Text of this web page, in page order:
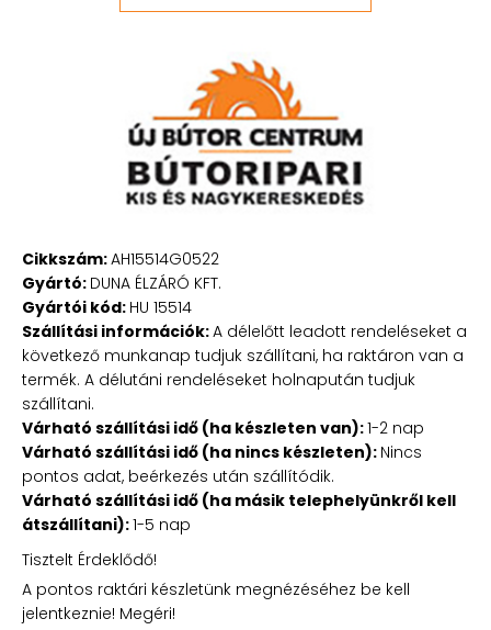
Cikkszám:AH15514G0522
Gyártó: DUNA ÉLZÁRÓ KFT.
Gyártói kód: HU 15514
Szállítási információk:A délelőtt leadott rendeléseket a
következő munkanap tudjuk szállítani, ha raktáron van a
termék. A délutáni rendeléseket holnapután tudjuk
szállítani.
Várható szállítási idő (ha készleten van):1-2 nap
Várható szállítási idő (ha nincs készleten): Nincs
pontos adat, beérkezés után szállítódik.
Várható szállítási idő (ha másik telephelyünkről kell
átszállítani):1-5 nap
Tisztelt Érdeklődő!
A pontos raktári készletünk megnézéséhez be kell
jelentkeznie! Megéri!